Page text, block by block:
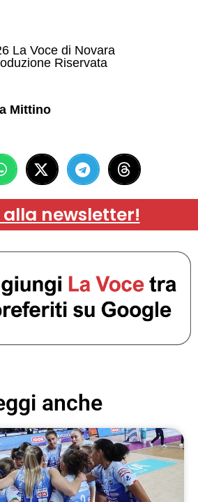
La Voce di Novara
Riservata
Mittino
newsletter!
anche